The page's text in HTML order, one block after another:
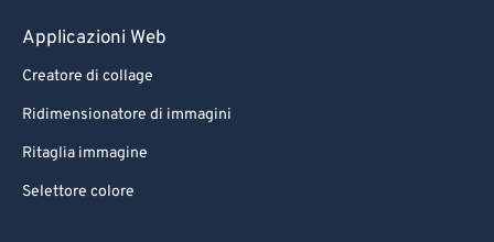
Applicazioni Web
Creatore di collage
Ridimensionatore di immagini
Ritaglia immagine
Selettore colore